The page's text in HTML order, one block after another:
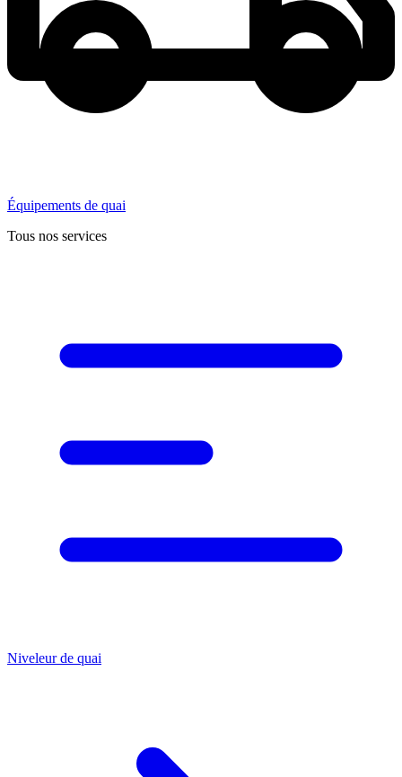
Équipements de quai
Tous nos services
Niveleur de quai